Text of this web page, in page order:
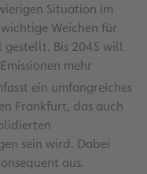
Situation im
Weichen für
gestellt. Bis 2045 will
mehr
ein umfangreiches
Frankfurt, das auch
sein wird. Dabei
aus.